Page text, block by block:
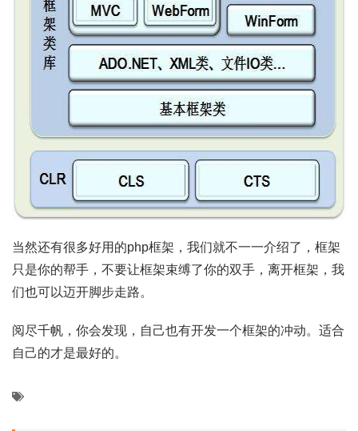
当然还有很多好用的php框架，我们就不一一介绍了，框架
只是你的帮手，不要让框架束缚了你的双手，离开框架，我
们也可以迈开脚步走路。
阅尽千帆，你会发现，自己也有开发一个框架的冲动。适合
自己的才是最好的。